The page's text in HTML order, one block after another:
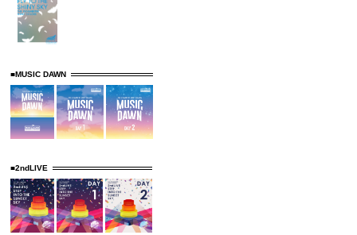
■MUSIC DAWN
■2ndLIVE